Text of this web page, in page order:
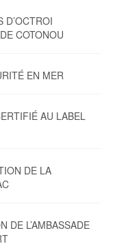
D’OCTROI
COTONOU
EN MER
AU LABEL
DE LA
DE L’AMBASSADE